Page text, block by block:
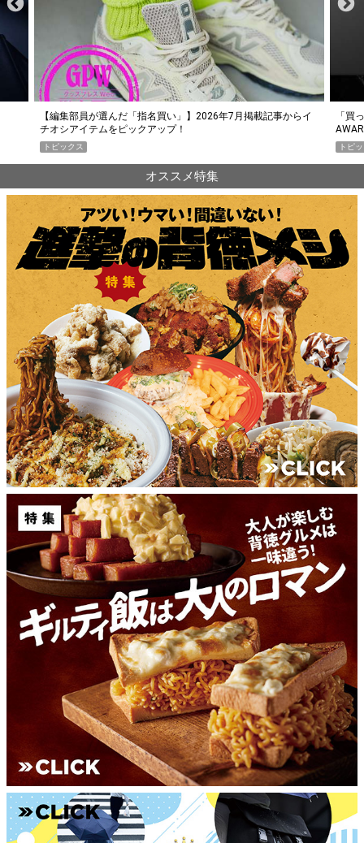
「買って損なし」の極上スマホ5選【GoodsPress 2026上半期
AWARD】
トピックス
薄着
PR
オススメ特集